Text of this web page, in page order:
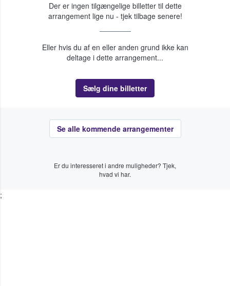
Der er ingen tilgængelige billetter til dette
arrangement lige nu - tjek tilbage senere!
Eller hvis du af en eller anden grund ikke kan
deltage i dette arrangement...
Sælg dine billetter
Se alle kommende arrangementer
Er du interesseret i andre muligheder? Tjek,
hvad vi har.
;